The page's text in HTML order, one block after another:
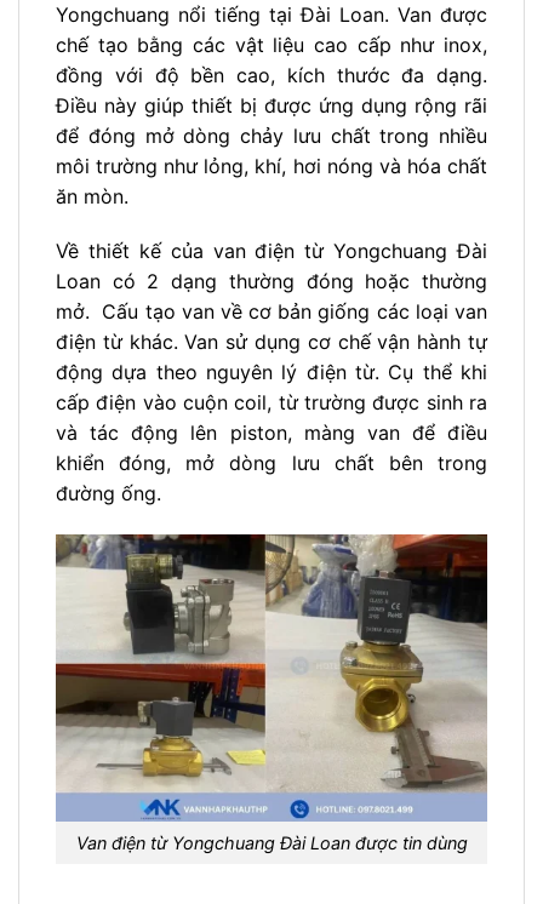
Yongchuang nổi tiếng tại Đài Loan. Van được
chế tạo bằng các vật liệu cao cấp như inox,
đồng với độ bền cao, kích thước đa dạng.
Điều này giúp thiết bị được ứng dụng rộng rãi
để đóng mở dòng chảy lưu chất trong nhiều
môi trường như lỏng, khí, hơi nóng và hóa chất
ăn mòn.
Về thiết kế của van điện từ Yongchuang Đài
Loan có 2 dạng thường đóng hoặc thường
mở. Cấu tạo van về cơ bản giống các loại van
điện từ khác. Van sử dụng cơ chế vận hành tự
động dựa theo nguyên lý điện từ. Cụ thể khi
cấp điện vào cuộn coil, từ trường được sinh ra
và tác động lên piston, màng van để điều
khiển đóng, mở dòng lưu chất bên trong
đường ống.
Van điện từ Yongchuang Đài Loan được tin dùng